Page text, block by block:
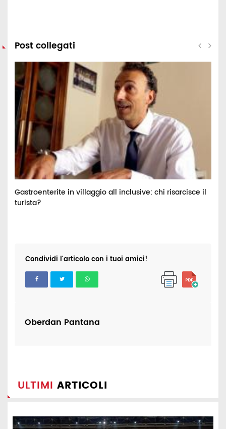
Post collegati
Gastroenterite in villaggio all inclusive: chi risarcisce il
turista?
Condividi l'articolo con i tuoi amici!
Oberdan Pantana
ULTIMI ARTICOLI